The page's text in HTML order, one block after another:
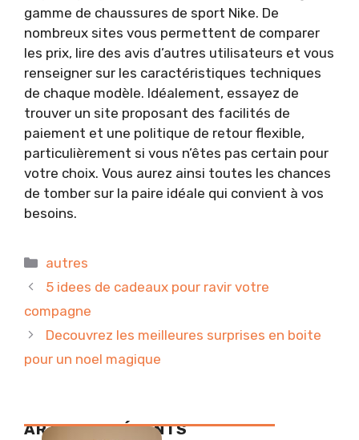
gamme de chaussures de sport Nike. De
nombreux sites vous permettent de comparer
les prix, lire des avis d’autres utilisateurs et vous
renseigner sur les caractéristiques techniques
de chaque modèle. Idéalement, essayez de
trouver un site proposant des facilités de
paiement et une politique de retour flexible,
particulièrement si vous n’êtes pas certain pour
votre choix. Vous aurez ainsi toutes les chances
de tomber sur la paire idéale qui convient à vos
besoins.
Catégories
autres
5 idees de cadeaux pour ravir votre
compagne
Decouvrez les meilleures surprises en boite
pour un noel magique
ARTICLES RÉCENTS